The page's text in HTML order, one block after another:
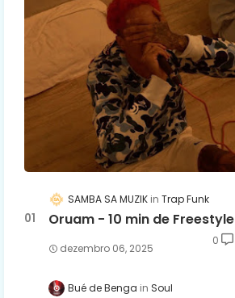
SAMBA SA MUZIK Trap Funk
Oruam - 10 min de Freestyle
dezembro 06, 2025
0
Bué de Benga Soul